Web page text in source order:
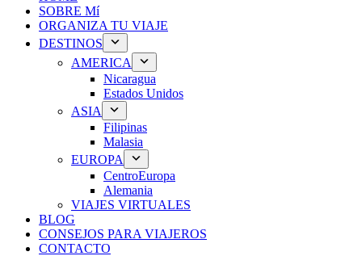
SOBRE Mí
ORGANIZA TU VIAJE
DESTINOS
AMERICA
Nicaragua
Estados Unidos
ASIA
Filipinas
Malasia
EUROPA
CentroEuropa
Alemania
VIAJES VIRTUALES
BLOG
CONSEJOS PARA VIAJEROS
CONTACTO